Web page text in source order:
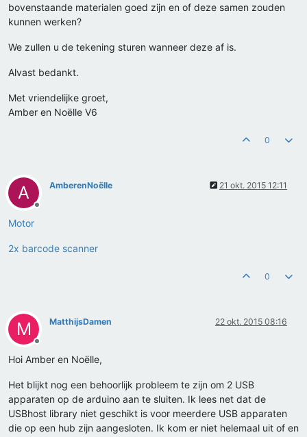
bovenstaande materialen goed zijn en of deze samen zouden
kunnen werken?
We zullen u de tekening sturen wanneer deze af is.
Alvast bedankt.
Met vriendelijke groet,
Amber en Noëlle V6
0
A
Offline
AmberenNoëlle 21 okt. 2015 12:11
Motor
2x barcode scanner
0
M
Offline
MatthijsDamen 22 okt. 2015 08:16
Hoi Amber en Noëlle,
Het blijkt nog een behoorlijk probleem te zijn om 2 USB
apparaten op de arduino aan te sluiten. Ik lees net dat de
USBhost library niet geschikt is voor meerdere USB apparaten
die op een hub zijn aangesloten. Ik kom er niet helemaal uit of en